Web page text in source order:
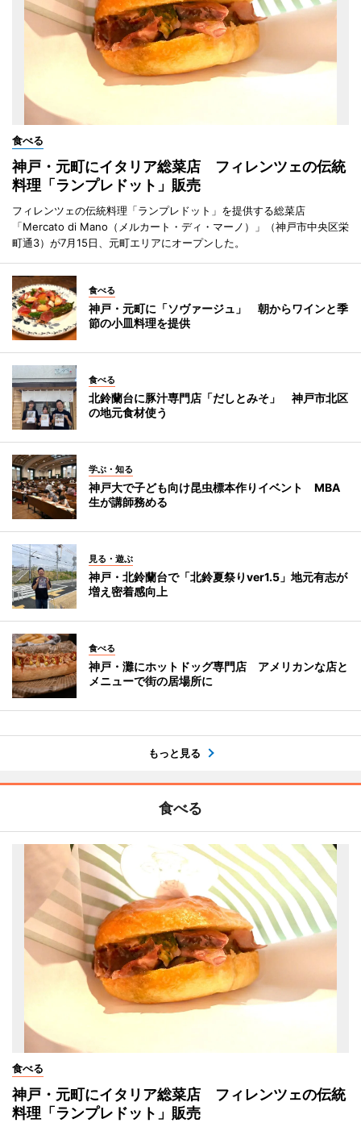
食べる
神戸・元町にイタリア総菜店 フィレンツェの伝統
料理「ランプレドット」販売
フィレンツェの伝統料理「ランプレドット」を提供する総菜店
「Mercato di Mano（メルカート・ディ・マーノ）」（神戸市中央区栄
町通3）が7月15日、元町エリアにオープンした。
食べる
神戸・元町に「ソヴァージュ」 朝からワインと季
節の小皿料理を提供
食べる
北鈴蘭台に豚汁専門店「だしとみそ」 神戸市北区
の地元食材使う
学ぶ・知る
神戸大で子ども向け昆虫標本作りイベント MBA
生が講師務める
見る・遊ぶ
神戸・北鈴蘭台で「北鈴夏祭りver1.5」地元有志が
増え密着感向上
食べる
神戸・灘にホットドッグ専門店 アメリカンな店と
メニューで街の居場所に
もっと見る
食べる
食べる
神戸・元町にイタリア総菜店 フィレンツェの伝統
料理「ランプレドット」販売